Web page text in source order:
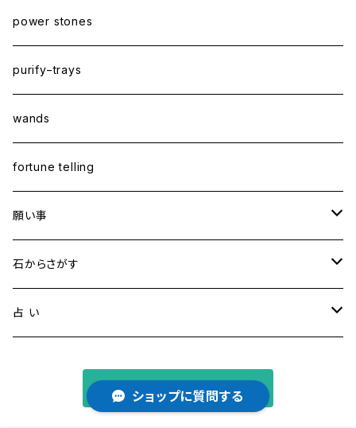
ショップに質問する
power stones
purify−trays
wands
fortune telling
願い事
健康・恋愛・愛情
精神安定・安らぎ
金運・ビジネス
石からさがす
アイオライト
占 い
ホロスコープ占星術
商品一覧に戻る